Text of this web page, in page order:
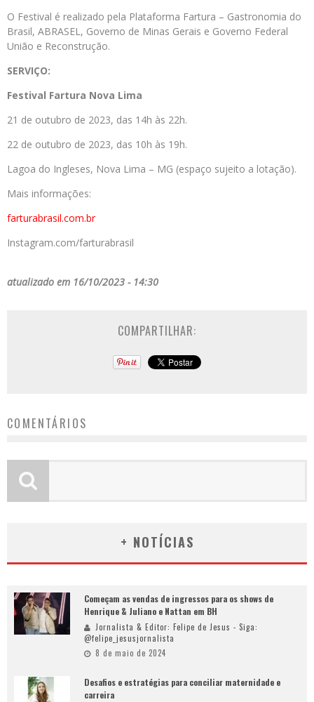
O Festival é realizado pela Plataforma Fartura – Gastronomia do
Brasil, ABRASEL, Governo de Minas Gerais e Governo Federal
União e Reconstrução.
SERVIÇO:
Festival Fartura Nova Lima
21 de outubro de 2023, das 14h às 22h.
22 de outubro de 2023, das 10h às 19h.
Lagoa do Ingleses, Nova Lima – MG (espaço sujeito a lotação).
Mais informações:
farturabrasil.com.br
Instagram.com/farturabrasil
atualizado em 16/10/2023 - 14:30
COMPARTILHAR:
COMENTÁRIOS
+ NOTÍCIAS
Começam as vendas de ingressos para os shows de
Henrique & Juliano e Nattan em BH
Jornalista & Editor: Felipe de Jesus - Siga:
@felipe_jesusjornalista
8 de maio de 2024
Desafios e estratégias para conciliar maternidade e
carreira